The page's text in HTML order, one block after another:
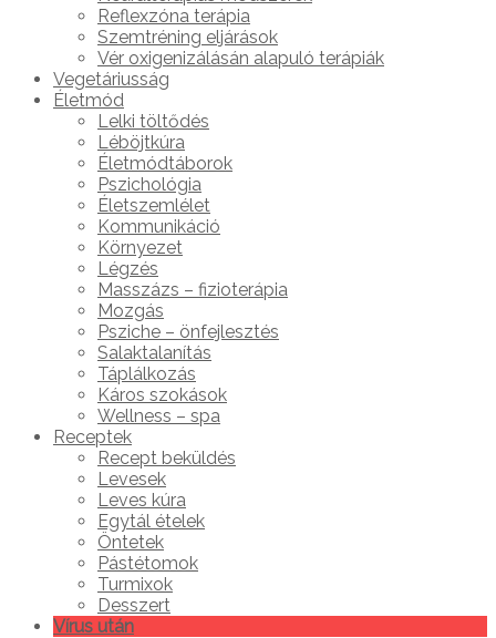
Reflexzóna terápia
Szemtréning eljárások
Vér oxigenizálásán alapuló terápiák
Vegetáriusság
Életmód
Lelki töltődés
Léböjtkúra
Életmódtáborok
Pszichológia
Életszemlélet
Kommunikáció
Környezet
Légzés
Masszázs – fizioterápia
Mozgás
Psziche – önfejlesztés
Salaktalanítás
Táplálkozás
Káros szokások
Wellness – spa
Receptek
Recept beküldés
Levesek
Leves kúra
Egytál ételek
Öntetek
Pástétomok
Turmixok
Desszert
Vírus után